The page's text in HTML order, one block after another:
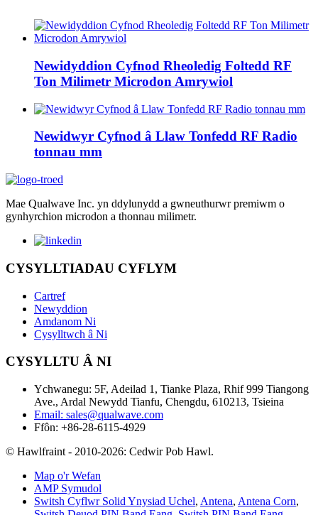
Newidyddion Cyfnod Rheoledig Foltedd RF
Ton Milimetr Microdon Amrywiol
Newidwyr Cyfnod â Llaw Tonfedd RF Radio
tonnau mm
Mae Qualwave Inc. yn ddylunydd a gwneuthurwr premiwm o
gynhyrchion microdon a thonnau milimetr.
CYSYLLTIADAU CYFLYM
Cartref
Newyddion
Amdanom Ni
Cysylltwch â Ni
CYSYLLTU Â NI
Ychwanegu: 5F, Adeilad 1, Tianke Plaza, Rhif 999 Tiangong
Ave., Ardal Newydd Tianfu, Chengdu, 610213, Tsieina
Email: sales@qualwave.com
Ffôn: +86-28-6115-4929
© Hawlfraint - 2010-2026: Cedwir Pob Hawl.
Map o'r Wefan
AMP Symudol
Switsh Cyflwr Solid Ynysiad Uchel, Antena, Antena Corn,